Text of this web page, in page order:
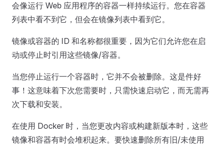
会像运行 Web 应用程序的容器一样持续运行。您在容器
列表中看不到它，但会在镜像列表中看到它。
镜像或容器的 ID 和名称都很重要，因为它们允许您在启
动或停止时引用这些镜像/容器。
当您停止运行一个容器时，它并不会被删除。这是件好
事！这意味着下次您需要时，只需快速启动它，而无需再
次下载和安装。
在使用 Docker 时，当您更改内容或构建新版本时，这些
镜像和容器有时会堆积起来。要快速删除所有旧/未使用